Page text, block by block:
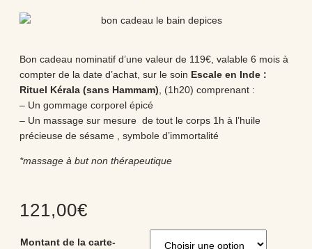
Bon cadeau nominatif d’une valeur de 119€, valable 6 mois à
compter de la date d’achat, sur le soin Escale en Inde :
Rituel Kérala (sans Hammam), (1h20) comprenant :
– Un gommage corporel épicé
– Un massage sur mesure de tout le corps 1h à l’huile
précieuse de sésame , symbole d’immortalité
*massage à but non thérapeutique
121,00€
Montant de la carte-